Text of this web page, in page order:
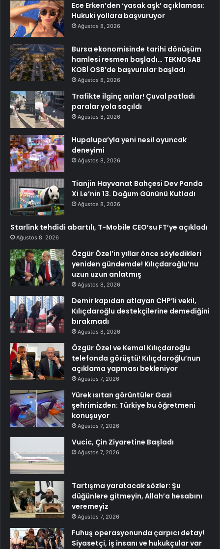
Ece Erken’den ‘yasak aşk’ açıklaması:
Hukuki yollara başvuruyor
Ağustos 8, 2026
Bursa ekonomisinde tarihi dönüşüm
hamlesi resmen başladı… TEKNOSAB
KOBİ OSB’de başvurular başladı
Ağustos 8, 2026
Trafikte ilginç anlar! Çuval patladı
paralar yola saçıldı
Ağustos 8, 2026
Hupalupa’yla yeni nesil oyuncak
deneyimi
Ağustos 8, 2026
Tianjin Hayvanat Bahçesi Dev Panda
Xi Le’nin 13. Doğum Gününü Kutladı
Ağustos 8, 2026
Starlink tehdidi abartılı, T-Mobile CEO’su FT’ye açıkladı
Ağustos 8, 2026
Özgür Özel’in yıllar önce söyledikleri
yeniden gündemde! Kılıçdaroğlu’nu
uzun uzun anlatmış
Ağustos 8, 2026
Demir kapıdan atlayan CHP’li vekil,
Kılıçdaroğlu destekçilerine demediğini
bırakmadı
Ağustos 8, 2026
Özgür Özel ve Kemal Kılıçdaroğlu
telefonda görüştü! Kılıçdaroğlu’nun
açıklama yapması bekleniyor
Ağustos 7, 2026
Yürek ısıtan görüntüler Gazi
şehrimizden: Türkiye bu öğretmeni
konuşuyor
Ağustos 7, 2026
Vucic, Çin Ziyaretine Başladı
Ağustos 7, 2026
Tartışma yaratacak sözler: Şu
düğünlere gitmeyin, Allah’a hesabını
veremeyiz
Ağustos 7, 2026
Fuhuş operasyonunda çarpıcı detay!
Siyasetçi, iş insanı ve hukukçular var